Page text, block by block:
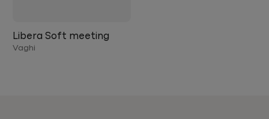
Libera Soft meeting
Vaghi